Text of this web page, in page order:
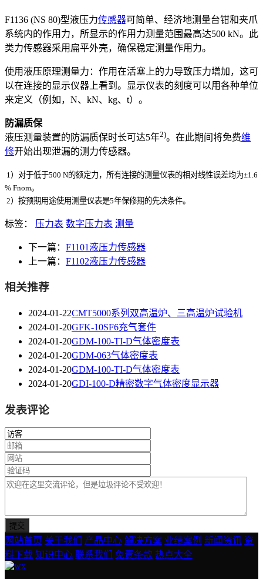
F1136 (NS 80)型液压力传感器可简单、经济地测量台钳和夹爪
系统内的作用力，所显示的作用力测量范围最高达500 kN。此
类力传感器采用扁平外壳，确保稳定测量作用力。
使用液压原理测量力：作用在活塞上的力导致压力增加，这可
以在连接的显示仪器上看到。显示仪表的刻度可以用各种单位
来定义（例如，N、kN、kg、t）。
防漏质保
液压测量装置的防漏质保时长可达5年2)。在此期间将免费维
修开始出现泄漏的测力传感器。
1）对于低于500 N的额定力，所有连接的测量仪表的相对线性误差均为±1.6
% Fnom。
2）按预期用途使用测量仪表是5年保修期的先决条件。
标签： 压力表 数字压力表 测量
下一篇： F1101液压力传感器
上一篇： F1102液压力传感器
相关推荐
2024-01-22CMT5000系列双高温炉、三高温炉试验机
2024-01-20GFK-10SF6充气套件
2024-01-20GDM-100-TI-D气体密度表
2024-01-20GDM-063气体密度表
2024-01-20GDM-100-TI-D气体密度表
2024-01-20GDI-100-D精密数字气体密度显示器
发表评论
网站首页 关于我们 产品中心 解决方案 业绩案例 新闻资讯 资
料下载 知识中心 联系我们 免责条款 热点大全